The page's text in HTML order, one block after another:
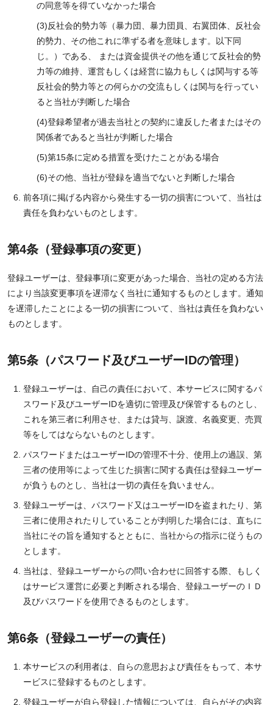
の同意等を得ていなかった場合
反社会的勢力等（暴力団、暴力団員、右翼団体、反社会
的勢力、その他これに準ずる者を意味します。以下同
じ。）である、 または資金提供その他を通じて反社会的勢
力等の維持、運営もしくは経営に協力もしくは関与する等
反社会的勢力等との何らかの交流もしくは関与を行ってい
ると当社が判断した場合
登録希望者が過去当社との契約に違反した者またはその
関係者であると当社が判断した場合
第15条に定める措置を受けたことがある場合
その他、当社が登録を適当でないと判断した場合
前各項に掲げる内容から発生する一切の損害について、当社は
責任を負わないものとします。
第4条（登録事項の変更）
登録ユーザーは、登録事項に変更があった場合、当社の定める方法
により当該変更事項を遅滞なく当社に通知するものとします。通知
を遅滞したことによる一切の損害について、当社は責任を負わない
ものとします。
第5条（パスワード及びユーザーIDの管理）
登録ユーザーは、自己の責任において、本サービスに関するパ
スワード及びユーザーIDを適切に管理及び保管するものとし、
これを第三者に利用させ、または貸与、譲渡、名義変更、売買
等をしてはならないものとします。
パスワードまたはユーザーIDの管理不十分、使用上の過誤、第
三者の使用等によって生じた損害に関する責任は登録ユーザー
が負うものとし、当社は一切の責任を負いません。
登録ユーザーは、パスワード又はユーザーIDを盗まれたり、第
三者に使用されたりしていることが判明した場合には、直ちに
当社にその旨を通知するとともに、当社からの指示に従うもの
とします。
当社は、登録ユーザーからの問い合わせに回答する際、もしく
はサービス運営に必要と判断される場合、登録ユーザーのＩＤ
及びパスワードを使用できるものとします。
第6条（登録ユーザーの責任）
本サービスの利用者は、自らの意思および責任をもって、本サ
ービスに登録するものとします。
登録ユーザーが自ら登録した情報については、自らがその内容